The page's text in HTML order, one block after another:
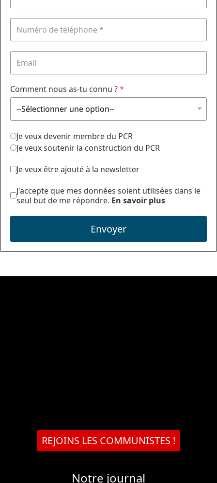
Comment nous as-tu connu ?*
Je veux devenir membre du PCR
Je veux soutenir la construction du PCR
Je veux être ajouté à la newsletter
J'accepte que mes données soient utilisées dans le
seul but de me répondre. En savoir plus
Envoyer